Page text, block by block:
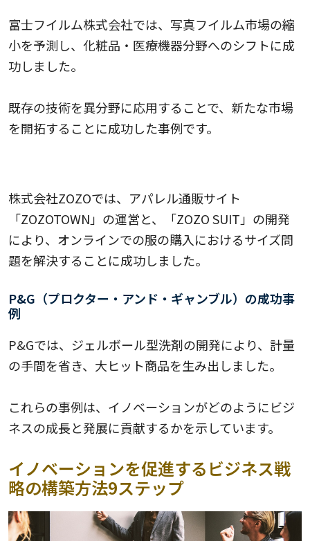
富士フイルム株式会社では、写真フイルム市場の縮
小を予測し、化粧品・医療機器分野へのシフトに成
功しました。
既存の技術を異分野に応用することで、新たな市場
を開拓することに成功した事例です。
株式会社ZOZOでは、アパレル通販サイト
「ZOZOTOWN」の運営と、「ZOZO SUIT」の開発
により、オンラインでの服の購入におけるサイズ問
題を解決することに成功しました。
P&G（プロクター・アンド・ギャンブル）の成功事
例
P&Gでは、ジェルボール型洗剤の開発により、計量
の手間を省き、大ヒット商品を生み出しました。
これらの事例は、イノベーションがどのようにビジ
ネスの成長と発展に貢献するかを示しています。
イノベーションを促進するビジネス戦
略の構築方法9ステップ